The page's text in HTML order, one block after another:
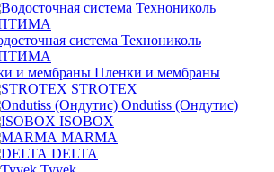
система Технониколь
Пленки и мембраны
STROTEX
Ondutiss (Ондутис)
ISOBOX
MARMA
DELTA